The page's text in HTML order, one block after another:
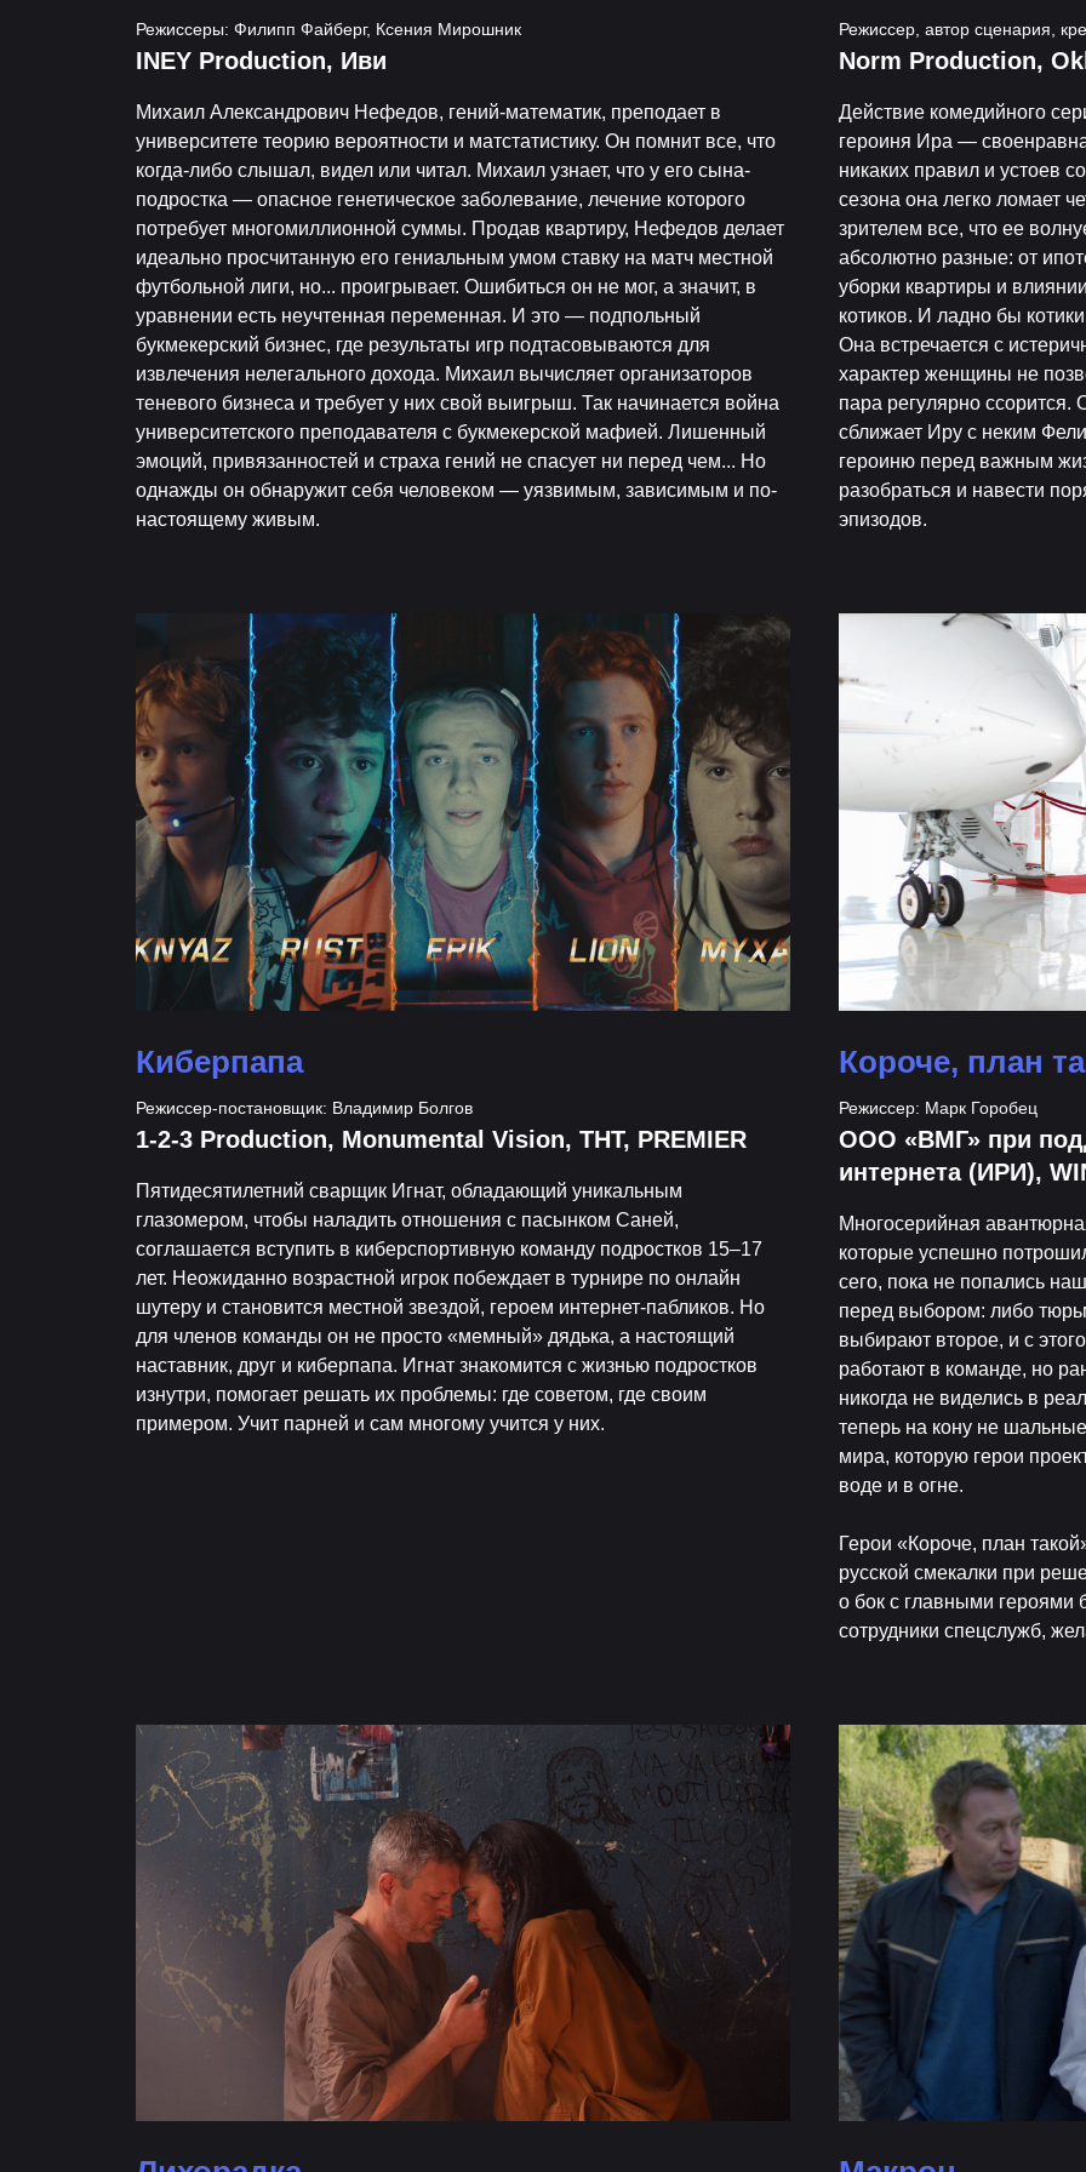
Режиссеры: Филипп Файберг, Ксения Мирошник
INEY Production, Иви
Михаил Александрович Нефедов, гений-математик, преподает в
университете теорию вероятности и матстатистику. Он помнит все, что
когда-либо слышал, видел или читал. Михаил узнает, что у его сына-
подростка — опасное генетическое заболевание, лечение которого
потребует многомиллионной суммы. Продав квартиру, Нефедов делает
идеально просчитанную его гениальным умом ставку на матч местной
футбольной лиги, но... проигрывает. Ошибиться он не мог, а значит, в
уравнении есть неучтенная переменная. И это — подпольный
букмекерский бизнес, где результаты игр подтасовываются для
извлечения нелегального дохода. Михаил вычисляет организаторов
теневого бизнеса и требует у них свой выигрыш. Так начинается война
университетского преподавателя с букмекерской мафией. Лишенный
эмоций, привязанностей и страха гений не спасует ни перед чем... Но
однажды он обнаружит себя человеком — уязвимым, зависимым и по-
настоящему живым.
Режиссер, автор сценария,
Norm Production,
Действие комедийного
героиня Ира —
никаких правил и устоев
сезона она легко ломает
зрителем все, что ее
абсолютно разные: от
уборки квартиры и
котиков. И ладно бы
Она встречается с
характер женщины не
пара регулярно ссорится.
сближает Иру с неким
героиню перед важным
разобраться и навести
эпизодов.
Киберпапа
Режиссер-постановщик: Владимир Болгов
1-2-3 Production, Monumental Vision, ТНТ, PREMIER
Пятидесятилетний сварщик Игнат, обладающий уникальным
глазомером, чтобы наладить отношения с пасынком Саней,
соглашается вступить в киберспортивную команду подростков 15–17
лет. Неожиданно возрастной игрок побеждает в турнире по онлайн
шутеру и становится местной звездой, героем интернет-пабликов. Но
для членов команды он не просто «мемный» дядька, а настоящий
наставник, друг и киберпапа. Игнат знакомится с жизнью подростков
изнутри, помогает решать их проблемы: где советом, где своим
примером. Учит парней и сам многому учится у них.
Короче, план
Режиссер: Марк Горобец
ООО «ВМГ» при
интернета (ИРИ),
Многосерийная
которые успешно
сего, пока не попались
перед выбором: либо
выбирают второе, и с
работают в команде, но
никогда не виделись в
теперь на кону не
мира, которую герои
воде и в огне.
Герои «Короче, план
русской смекалки при
о бок с главными героями
сотрудники спецслужб,